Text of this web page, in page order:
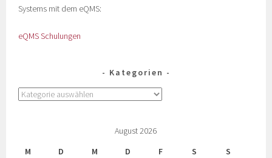
Systems mit dem eQMS:
eQMS Schulungen
Kategorien
August 2026
M
D M D F S S